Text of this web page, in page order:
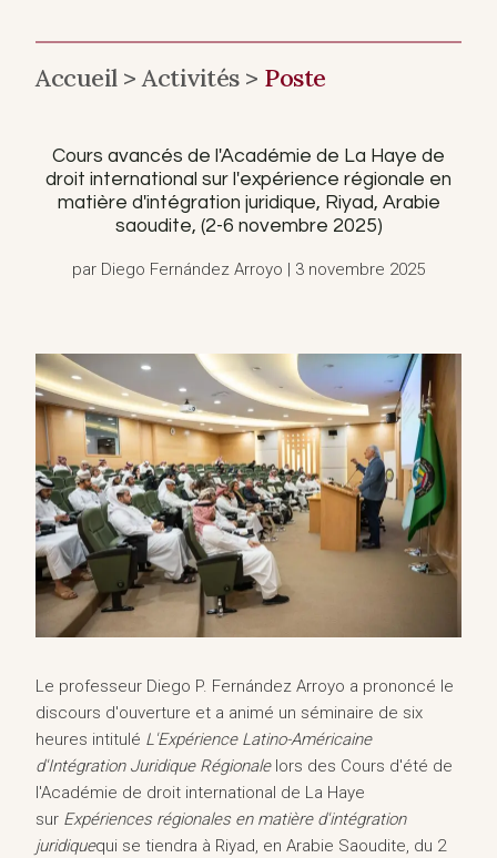
Accueil >Activités > Poste
Cours avancés de l'Académie de La Haye de
droit international sur l'expérience régionale en
matière d'intégration juridique, Riyad, Arabie
saoudite, (2-6 novembre 2025)
par Diego Fernández Arroyo | 3 novembre 2025
Le professeur Diego P. Fernández Arroyo a prononcé le
discours d'ouverture et a animé un séminaire de six
heures intitulé L'Expérience Latino-Américaine
d'Intégration Juridique Régionalelors des Cours d'été de
l'Académie de droit international de La Haye
sur Expériences régionales en matière d'intégration
juridiquequi se tiendra à Riyad, en Arabie Saoudite, du 2